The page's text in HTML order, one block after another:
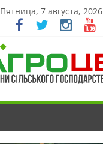
Пятница, 7 августа, 2026